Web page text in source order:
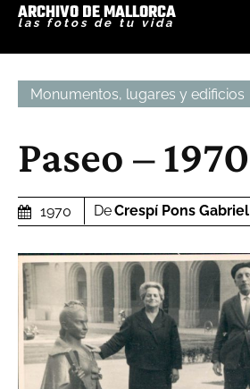
ARCHIVO DE MALLORCA
las fotos de tu vida
Monumentos, lugares y edificios
Paseo – 1970
1970 DeCrespí Pons Gabriel